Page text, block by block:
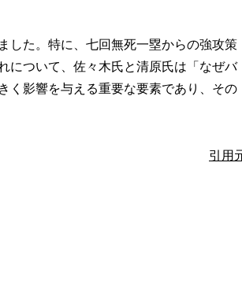
した。特に、七回無死一塁からの強攻策
について、佐々木氏と清原氏は「なぜバ
く影響を与える重要な要素であり、その
引用